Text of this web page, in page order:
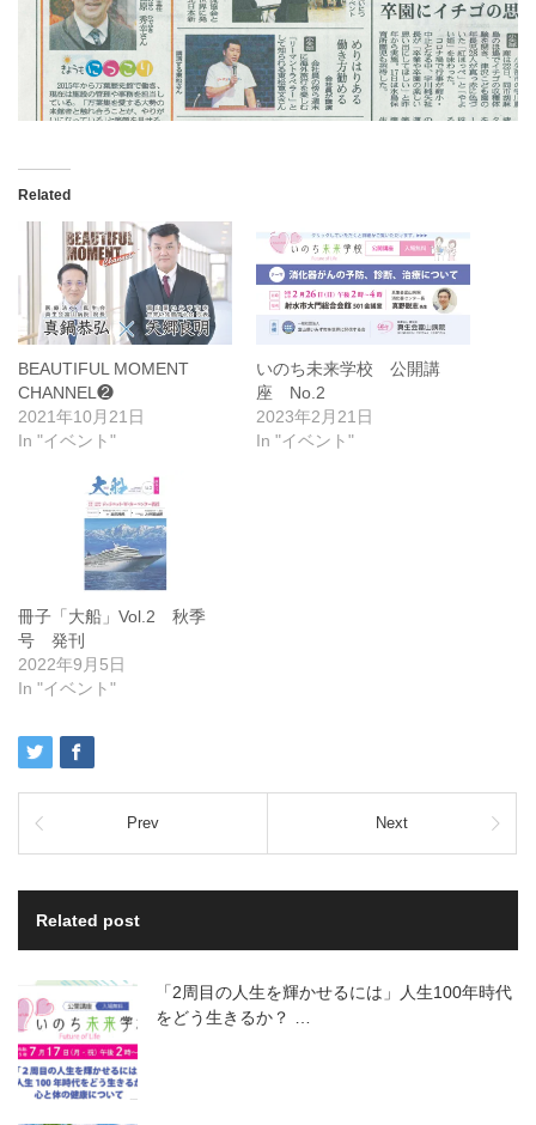
Related
BEAUTIFUL MOMENT
CHANNEL❷
2021年10月21日
In "イベント"
いのち未来学校 公開講
座 No.2
2023年2月21日
In "イベント"
冊子「大船」Vol.2 秋季
号 発刊
2022年9月5日
In "イベント"
Prev Next
Related post
「2周目の人生を輝かせるには」人生100年時代
をどう生きるか？ …